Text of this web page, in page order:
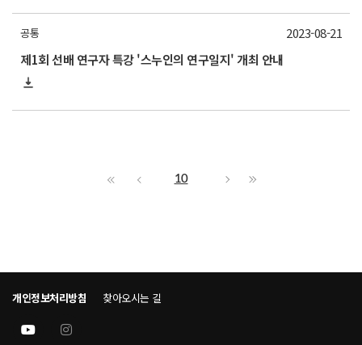
공통
제1회 선배 연구자 특강 '스누인의 연구일지' 개최 안내
2023-08-21
10
개인정보처리방침 찾아오시는 길